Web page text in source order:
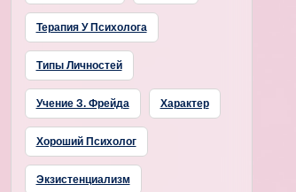
Терапия У Психолога
Типы Личностей
Учение З. Фрейда Характер
Хороший Психолог
Экзистенциализм